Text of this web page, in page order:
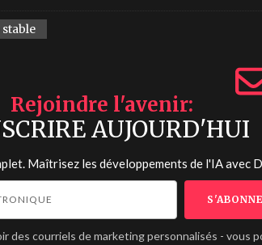
Rejoindre l'avenir
AUJOURD'HUI
Maîtrisez les développements de l'IA avec
des courriels de marketing personnalisés - vous